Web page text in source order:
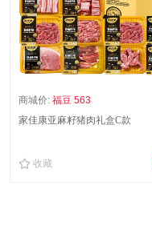
商城价: 福豆 563
家佳康亚麻籽猪肉礼盒C款
收藏